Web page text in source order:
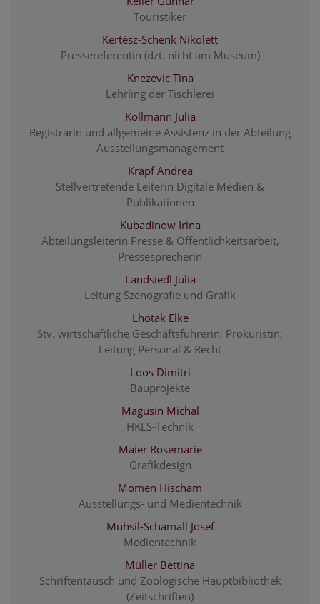
Touristiker
Kertész-Schenk Nikolett
Pressereferentin (dzt. nicht am Museum)
Knezevic Tina
Lehrling der Tischlerei
Kollmann Julia
Registrarin und allgemeine Assistenz in der Abteilung
Ausstellungsmanagement
Krapf Andrea
Stellvertretende Leiterin Digitale Medien &
Publikationen
Kubadinow Irina
Abteilungsleiterin Presse & Öffentlichkeitsarbeit,
Pressesprecherin
Landsiedl Julia
Leitung Szenografie und Grafik
Lhotak Elke
Stv. wirtschaftliche Geschäftsführerin; Prokuristin;
Leitung Personal & Recht
Loos Dimitri
Bauprojekte
Magusin Michal
HKLS-Technik
Maier Rosemarie
Grafikdesign
Momen Hischam
Ausstellungs- und Medientechnik
Muhsil-Schamall Josef
Medientechnik
Müller Bettina
Schriftentausch und Zoologische Hauptbibliothek
(Zeitschriften)